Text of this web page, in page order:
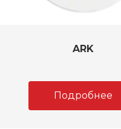
ARK
Подробнее